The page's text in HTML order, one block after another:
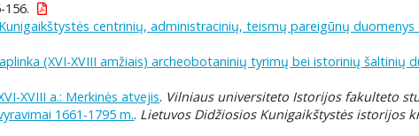
156.
centrinių, administracinių, teismų pareigūnų
(XVI-XVIII amžiais) archeobotaninių tyrimų bei istorinių šaltinių
XVIII a.: Merkinės atvejis. Vilniaus universiteto Istorijos fakulteto
1661-1795 m.. Lietuvos Didžiosios Kunigaikštystės istorijos